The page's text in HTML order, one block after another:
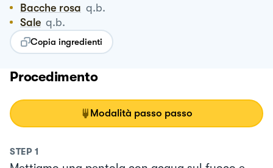
Bacche rosa q.b.
Sale q.b.
Copia ingredienti
Procedimento
Modalità passo passo
STEP 1